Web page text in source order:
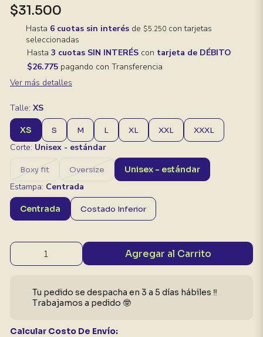
$31.500
Hasta 6 cuotas sin interés de $5.250 con tarjetas
seleccionadas
Hasta 3 cuotas SIN INTERÉScon tarjeta de DÉBITO
$26.775pagando con Transferencia
Ver más detalles
Talle: XS
XS S M L XL XXL XXXL
Corte: Unisex - estándar
Boxy fit Oversize Unisex - estándar
Estampa: Centrada
Centrada Costado Inferior
Agregar al Carrito
Tu pedido se despacha en 3 a 5 días hábiles ‼️
Trabajamos a pedido 🤓
Calcular Costo De Envío: